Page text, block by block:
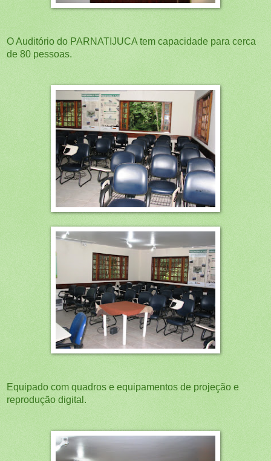
O Auditório do PARNATIJUCA tem capacidade para cerca
de 80 pessoas.
Equipado com quadros e equipamentos de projeção e
reprodução digital.